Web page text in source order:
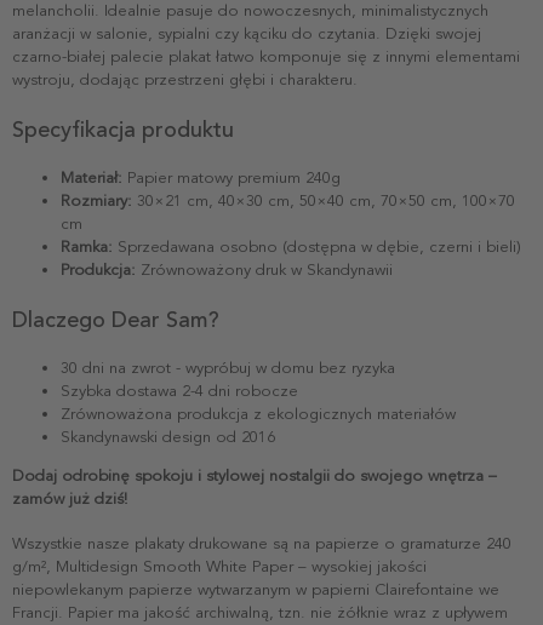
melancholii. Idealnie pasuje do nowoczesnych, minimalistycznych
aranżacji w salonie, sypialni czy kąciku do czytania. Dzięki swojej
czarno-białej palecie plakat łatwo komponuje się z innymi elementami
wystroju, dodając przestrzeni głębi i charakteru.
Specyfikacja produktu
Materiał: Papier matowy premium 240g
Rozmiary: 30×21 cm, 40×30 cm, 50×40 cm, 70×50 cm, 100×70
cm
Ramka: Sprzedawana osobno (dostępna w dębie, czerni i bieli)
Produkcja: Zrównoważony druk w Skandynawii
Dlaczego Dear Sam?
30 dni na zwrot - wypróbuj w domu bez ryzyka
Szybka dostawa 2-4 dni robocze
Zrównoważona produkcja z ekologicznych materiałów
Skandynawski design od 2016
Dodaj odrobinę spokoju i stylowej nostalgii do swojego wnętrza –
zamów już dziś!
Wszystkie nasze plakaty drukowane są na papierze o gramaturze 240
g/m², Multidesign Smooth White Paper – wysokiej jakości
niepowlekanym papierze wytwarzanym w papierni Clairefontaine we
Francji. Papier ma jakość archiwalną, tzn. nie żółknie wraz z upływem